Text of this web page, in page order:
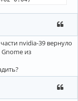
2 3, 1-3 или ^4)
nvidia-39 вернуло
из